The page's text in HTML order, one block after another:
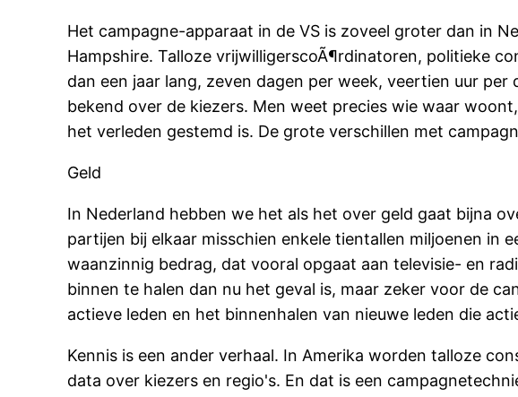
Het campagne-apparaat in de VS is zoveel groter dan in
Hampshire. Talloze vrijwilligerscoÃ¶rdinatoren, politieke
dan een jaar lang, zeven dagen per week, veertien uur
bekend over de kiezers. Men weet precies wie waar
het verleden gestemd is. De grote verschillen met
Geld
In Nederland hebben we het als het over geld gaat bijna
partijen bij elkaar misschien enkele tientallen miljoenen in
waanzinnig bedrag, dat vooral opgaat aan televisie- en
binnen te halen dan nu het geval is, maar zeker voor de
actieve leden en het binnenhalen van nieuwe leden die
Kennis is een ander verhaal. In Amerika worden talloze
data over kiezers en regio's. En dat is een